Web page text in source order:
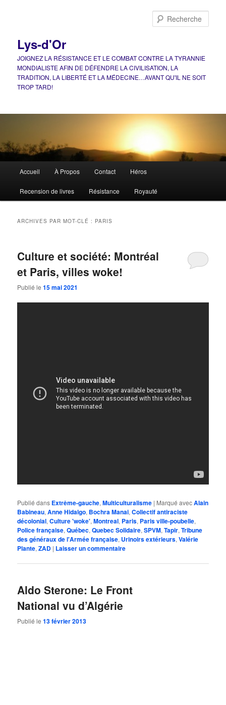
Lys-d'Or
JOIGNEZ LA RÉSISTANCE ET LE COMBAT CONTRE LA TYRANNIE
MONDIALISTE AFIN DE DÉFENDRE LA CIVILISATION, LA
TRADITION, LA LIBERTÉ ET LA MÉDECINE…AVANT QU'IL NE SOIT
TROP TARD!
principal
Accueil À Propos Contact Héros
Recension de livres Résistance Royauté
ARCHIVES PAR MOT-CLÉ : PARIS
Culture et société: Montréal
et Paris, villes woke!
Publié le15 mai 2021
Publié dans Extrême-gauche,Multiculturalisme | Marqué avecAlain
Babineau,Anne Hidalgo, Bochra Manai,Collectif antiraciste
décolonial,Culture 'woke',Montreal, Paris, Paris ville-poubelle,
Police française,Québec,Quebec Solidaire,SPVM,Tapir,Tribune
des généraux de l'Armée française, Urinoirs extérieurs,Valérie
Plante,ZAD | Laisser un commentaire
Aldo Sterone: Le Front
National vu d’Algérie
Publié le13 février 2013